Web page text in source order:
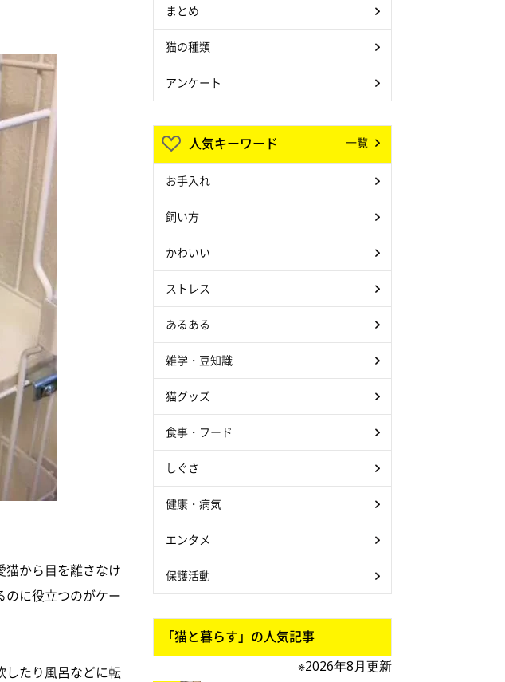
猫から目を離さなけ
のに役立つのがケー
したり風呂などに転
まとめ
猫の種類
アンケート
人気キーワード 一覧
お手入れ
飼い方
かわいい
ストレス
あるある
雑学・豆知識
猫グッズ
食事・フード
しぐさ
健康・病気
エンタメ
保護活動
「猫と暮らす」の人気記事
※2026年8月更新